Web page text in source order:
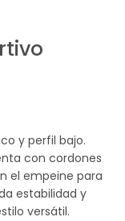
y perfil bajo.
con cordones
el empeine para
estabilidad y
versátil.